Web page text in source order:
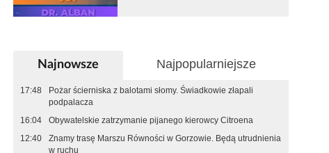
Najnowsze Najpopularniejsze
17:48
Pożar ścierniska z balotami słomy. Świadkowie złapali
podpalacza
16:04
Obywatelskie zatrzymanie pijanego kierowcy Citroena
12:40
Znamy trasę Marszu Równości w Gorzowie. Będą utrudnienia
w ruchu